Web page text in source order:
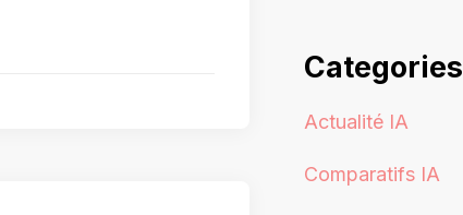
Categories
Actualité IA
Comparatifs IA